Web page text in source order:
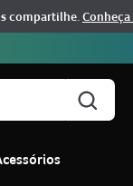
compartilhe.